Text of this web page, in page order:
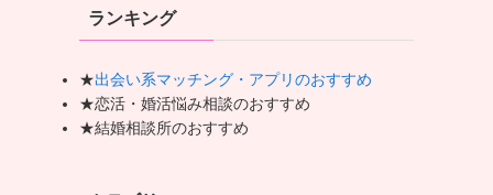
ランキング
★出会い系マッチング・アプリのおすすめ
★恋活・婚活悩み相談のおすすめ
★結婚相談所のおすすめ